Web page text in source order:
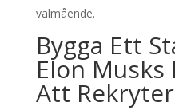
välmående.
Bygga Ett
Elon
Att